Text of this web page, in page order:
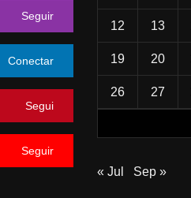
Seguir
Conectar
Segui
Seguir
12 13
19 20
26 27
« Jul Sep »